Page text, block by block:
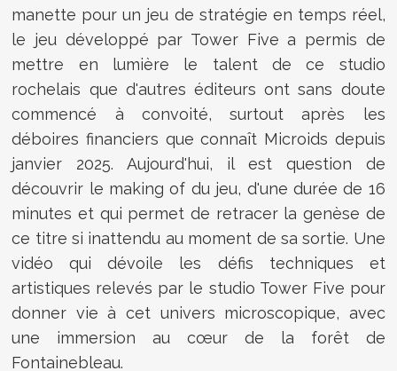
manette pour un jeu de stratégie en temps réel,
le jeu développé par Tower Five a permis de
mettre en lumière le talent de ce studio
rochelais que d'autres éditeurs ont sans doute
commencé à convoité, surtout après les
déboires financiers que connaît Microids depuis
janvier 2025. Aujourd'hui, il est question de
découvrir le making of du jeu, d'une durée de 16
minutes et qui permet de retracer la genèse de
ce titre si inattendu au moment de sa sortie. Une
vidéo qui dévoile les défis techniques et
artistiques relevés par le studio Tower Five pour
donner vie à cet univers microscopique, avec
une immersion au cœur de la forêt de
Fontainebleau.